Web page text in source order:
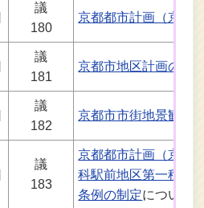
議
180
京都都市計画（京都
議
181
京都市地区計画の区
議
182
京都市市街地景観整
議
183
京都都市計画（京都
科駅前地区第一種市
条例の制定について